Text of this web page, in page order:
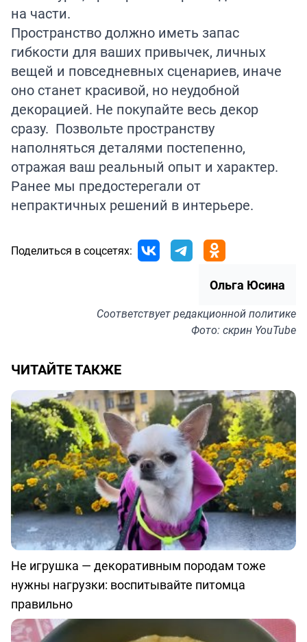
на части.
Пространство должно иметь запас
гибкости для ваших привычек, личных
вещей и повседневных сценариев, иначе
оно станет красивой, но неудобной
декорацией. Не покупайте весь декор
сразу. Позвольте пространству
наполняться деталями постепенно,
отражая ваш реальный опыт и характер.
Ранее мы предостерегали от
непрактичных решений в интерьере.
Поделиться в соцсетях:
Ольга Юсина
Соответствуетредакционной политике
Фото: скрин YouTube
ЧИТАЙТЕ ТАКЖЕ
Не игрушка — декоративным породам тоже
нужны нагрузки: воспитывайте питомца
правильно